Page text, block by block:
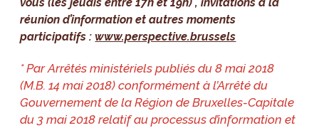
réunion d’information et autres moments
participatifs :www.perspective.brussels
* Par Arrêtés ministériels publiés du 8 mai 2018
(M.B. 14 mai 2018) conformément à l’Arrêté du
Gouvernement de la Région de Bruxelles-Capitale
du 3 mai 2018 relatif au processus d’information et